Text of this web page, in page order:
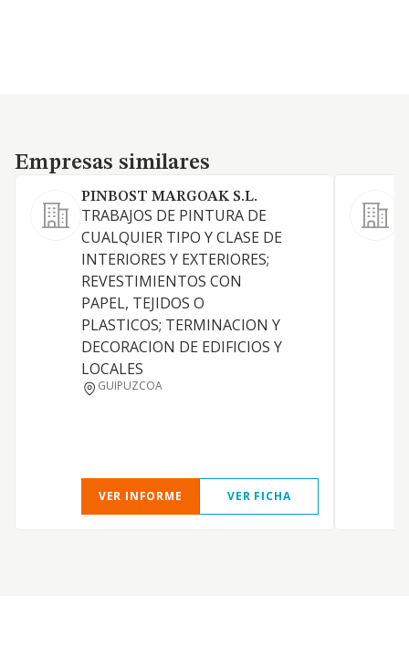
Empresas similares
Empresas similares
PINBOST MARGOAK S.L.
TRABAJOS DE PINTURA DE
CUALQUIER TIPO Y CLASE DE
INTERIORES Y EXTERIORES;
REVESTIMIENTOS CON
PAPEL, TEJIDOS O
PLASTICOS; TERMINACION Y
DECORACION DE EDIFICIOS Y
LOCALES
GUIPUZCOA
VER INFORME VER FICHA